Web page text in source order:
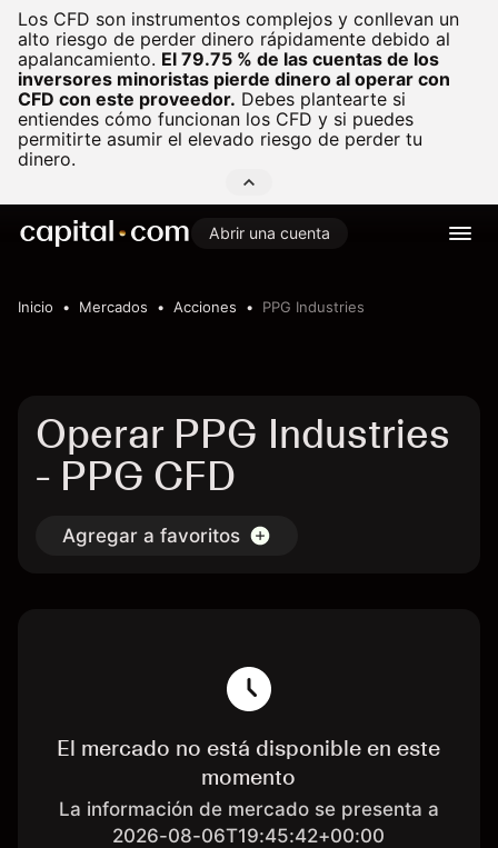
Los CFD son instrumentos complejos y conllevan un
alto riesgo de perder dinero rápidamente debido al
apalancamiento. El 79.75 % de las cuentas de los
inversores minoristas pierde dinero al operar con
CFD con este proveedor. Debes plantearte si
entiendes cómo funcionan los CFD y si puedes
permitirte asumir el elevado riesgo de perder tu
dinero.
Abrir una cuenta
Inicio Mercados Acciones PPG Industries
Operar PPG Industries
- PPG CFD
Agregar a favoritos
El mercado no está disponible en este
momento
La información de mercado se presenta a
2026-08-06T19:45:42+00:00